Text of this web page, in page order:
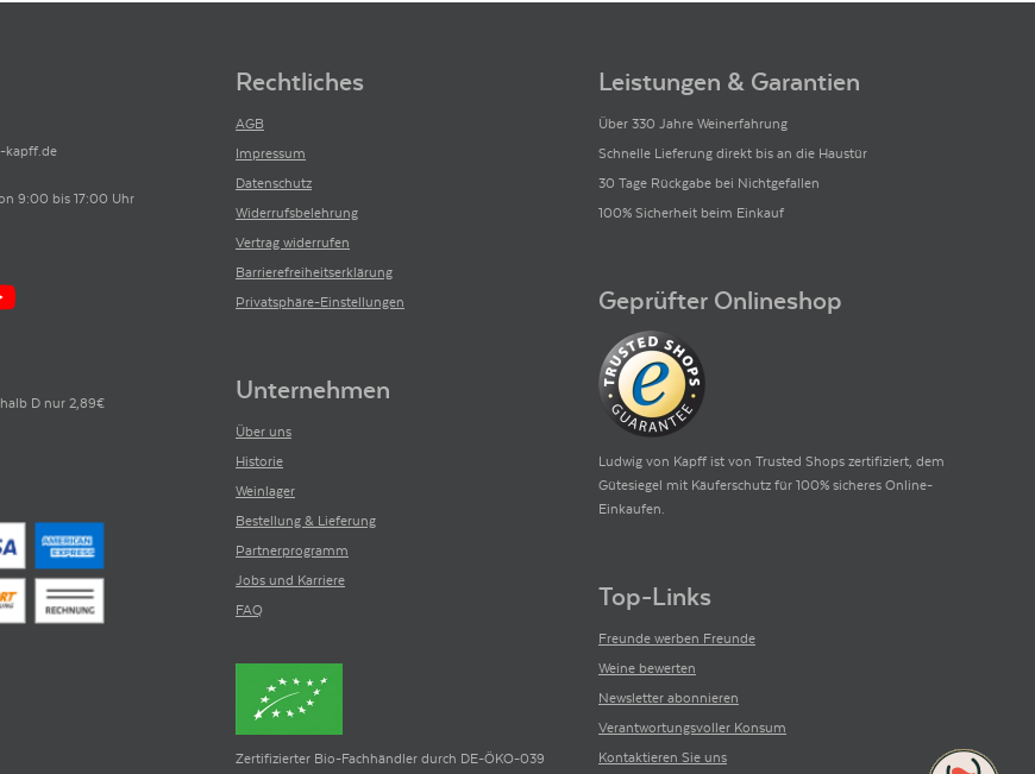
kapff.de
9:00 bis 17:00 Uhr
D nur 2,89€
Rechtliches
AGB
Impressum
Datenschutz
Widerrufsbelehrung
Vertrag widerrufen
Barrierefreiheitserklärung
Privatsphäre-Einstellungen
Unternehmen
Über uns
Historie
Weinlager
Bestellung & Lieferung
Partnerprogramm
Jobs und Karriere
FAQ
Zertifizierter Bio-Fachhändler durch DE-ÖKO-039
Leistungen & Garantien
Über 330 Jahre Weinerfahrung
Schnelle Lieferung direkt bis an die Haustür
30 Tage Rückgabe bei Nichtgefallen
100% Sicherheit beim Einkauf
Geprüfter Onlineshop
Ludwig von Kapff ist von Trusted Shops zertifiziert, dem
Gütesiegel mit Käuferschutz für 100% sicheres Online-
Einkaufen.
Top-Links
Freunde werben Freunde
Weine bewerten
Newsletter abonnieren
Verantwortungsvoller Konsum
Kontaktieren Sie uns